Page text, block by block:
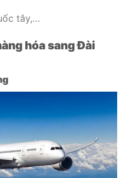
tây,…
hóa sang Đài